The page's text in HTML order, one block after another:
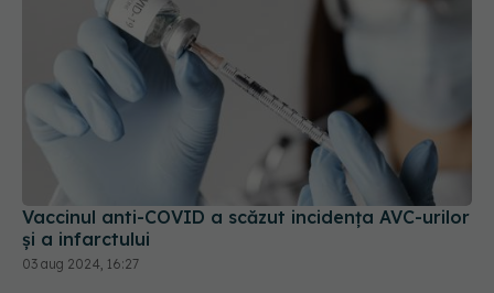
Vaccinul anti-COVID a scăzut incidența AVC-urilor
03 aug 2024, 16:27